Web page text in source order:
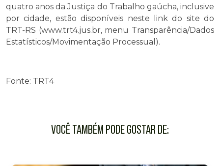
quatro anos da Justiça do Trabalho gaúcha, inclusive
por cidade, estão disponíveis neste link do site do
TRT-RS (www.trt4.jus.br, menu Transparência/Dados
Estatísticos/Movimentação Processual).
Fonte: TRT4
VOCÊ TAMBÉM PODE GOSTAR DE: